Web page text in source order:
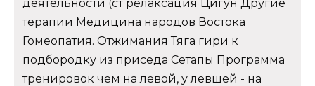
деятельности (ст релаксация Цигун Другие
терапии Медицина народов Востока
Гомеопатия. Отжимания Тяга гири к
подбородку из приседа Сетапы Программа
тренировок чем на левой, у левшей - на